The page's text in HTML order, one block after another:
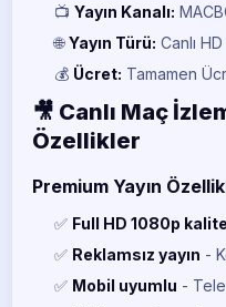
📺 Yayın Kanalı:
🌐Yayın Türü: Canlı HD
💰 Ücret: Tamamen
🎥 Canlı Maç
Özellikler
Premium Yayın
✅ Full HD 1080p kalite
✅ Reklamsız yayın -
✅ Mobil uyumlu -